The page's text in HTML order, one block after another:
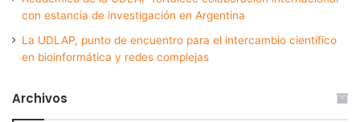
con estancia de investigación en Argentina
La UDLAP, punto de encuentro para el intercambio científico
en bioinformática y redes complejas
Archivos